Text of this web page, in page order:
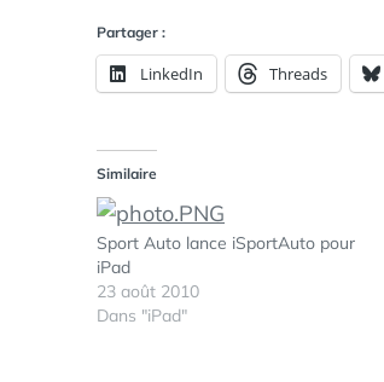
Partager :
LinkedIn Threads
Similaire
Sport Auto lance iSportAuto pour
iPad
23 août 2010
Dans "iPad"